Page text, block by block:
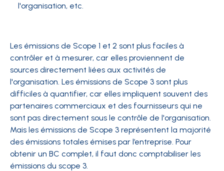
l'organisation, etc.
Les émissions de Scope 1 et 2 sont plus faciles à
contrôler et à mesurer, car elles proviennent de
sources directement liées aux activités de
l'organisation. Les émissions de Scope 3 sont plus
difficiles à quantifier, car elles impliquent souvent des
partenaires commerciaux et des fournisseurs qui ne
sont pas directement sous le contrôle de l'organisation.
Mais les émissions de Scope 3 représentent la majorité
des émissions totales émises par l’entreprise. Pour
obtenir un BC complet, il faut donc comptabiliser les
émissions du scope 3.